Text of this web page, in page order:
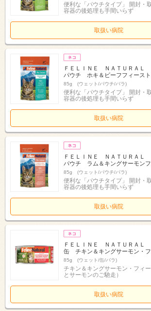
便利な「パウチタイプ」 開封・
容器の後処理も手間いらず
取扱い病院
ＦＥＬＩＮＥ ＮＡＴＵＲＡＬ
パウチ ホキ＆ビーフフィースト
85g (ウェット/パウチ/バラ)
便利な「パウチタイプ」 開封・
容器の後処理も手間いらず
取扱い病院
ＦＥＬＩＮＥ ＮＡＴＵＲＡＬ
パウチ ラム＆キングサーモンフ
85g (ウェット/パウチ/バラ)
便利な「パウチタイプ」 開封・
容器の後処理も手間いらず
取扱い病院
ＦＥＬＩＮＥ ＮＡＴＵＲＡＬ
缶 チキン＆キングサーモン・フ
85g (ウェット/缶/バラ)
チキン＆キングサーモン・フィ
とサーモンのご馳走）
取扱い病院